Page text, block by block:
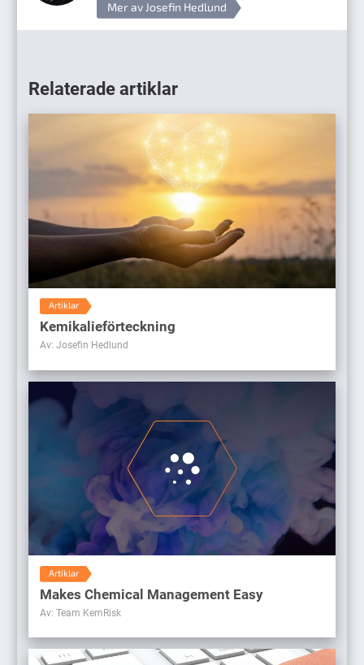
Mer av Josefin Hedlund
Relaterade artiklar
Artiklar
Kemikalieförteckning
Av: Josefin Hedlund
Artiklar
Makes Chemical Management Easy
Av: Team KemRisk